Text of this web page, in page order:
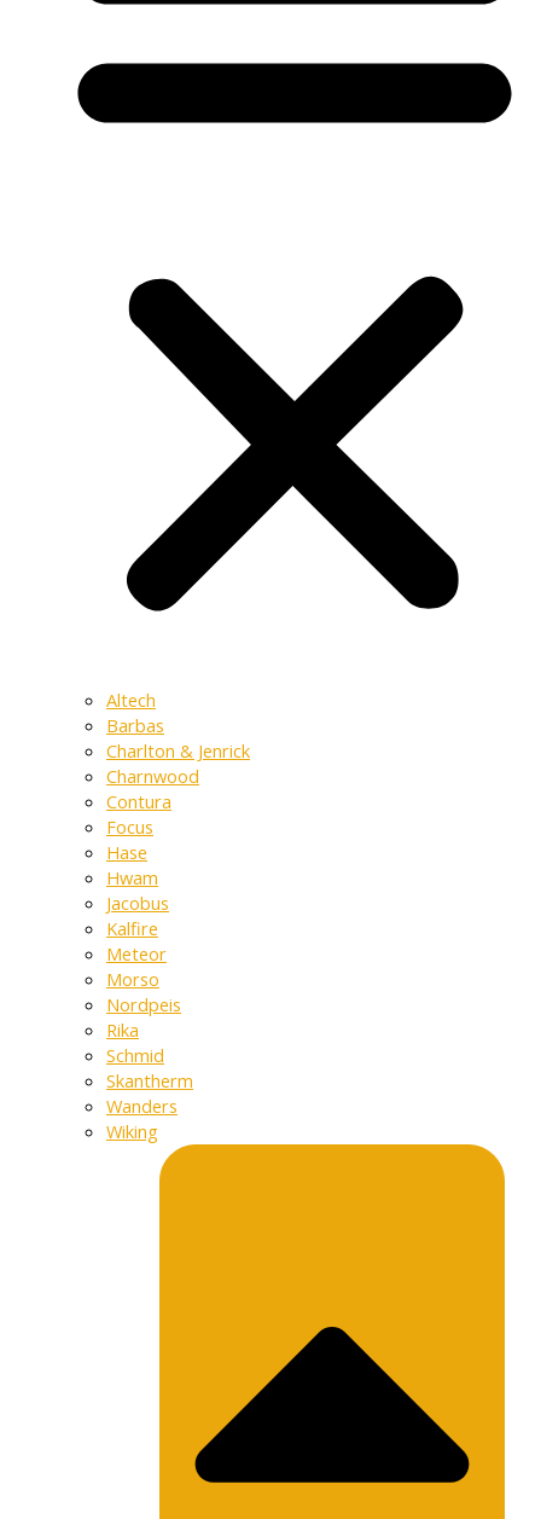
Altech
Barbas
Charlton & Jenrick
Charnwood
Contura
Focus
Hase
Hwam
Jacobus
Kalfire
Meteor
Morso
Nordpeis
Rika
Schmid
Skantherm
Wanders
Wiking